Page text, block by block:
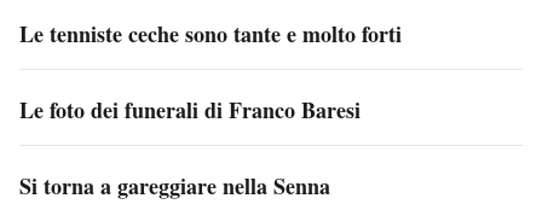
Le tenniste ceche sono tante e molto forti
Le foto dei funerali di Franco Baresi
Si torna a gareggiare nella Senna